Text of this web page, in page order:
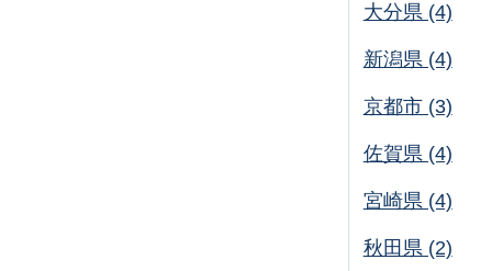
大分県 (4)
新潟県 (4)
京都市 (3)
佐賀県 (4)
宮崎県 (4)
秋田県 (2)